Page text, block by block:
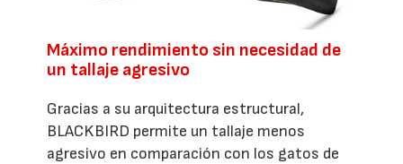
Máximo rendimiento sin necesidad de
un tallaje agresivo
Gracias a su arquitectura estructural,
BLACKBIRD permite un tallaje menos
agresivo en comparación con los gatos de